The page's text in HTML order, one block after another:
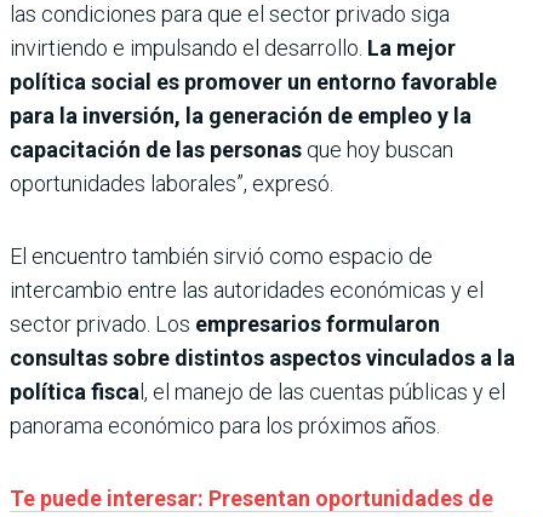
las condiciones para que el sector privado siga
invirtiendo e impulsando el desarrollo. La mejor
política social es promover un entorno favorable
para la inversión, la generación de empleo y la
capacitación de las personas que hoy buscan
oportunidades laborales”, expresó.
El encuentro también sirvió como espacio de
intercambio entre las autoridades económicas y el
sector privado. Los empresarios formularon
consultas sobre distintos aspectos vinculados a la
política fisca l, el manejo de las cuentas públicas y el
panorama económico para los próximos años.
Te puede interesar: Presentan oportunidades de